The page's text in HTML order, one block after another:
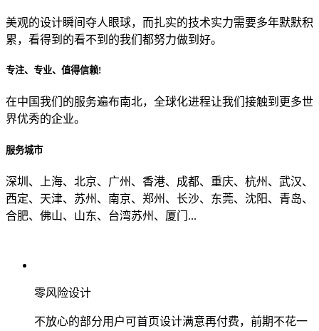
目前主要的营销渠道是？
美观的设计瞬间夺人眼球，而扎实的技术实力需要多年默默积
累，看得到的看不到的我们都努力做到好。
专注、专业、值得信赖!
在中国我们的服务遍布南北，全球化进程让我们接触到更多世
界优秀的企业。
服务城市
深圳、上海、北京、广州、香港、成都、重庆、杭州、武汉、
西定、天津、苏州、南京、郑州、长沙、东莞、沈阳、青岛、
合肥、佛山、山东、台湾苏州、厦门...
零风险设计
不放心的部分用户可首页设计满意再付费，前期不花一